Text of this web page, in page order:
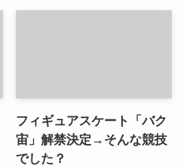
フィギュアスケート「バク
宙」解禁決定→そんな競技
でした？